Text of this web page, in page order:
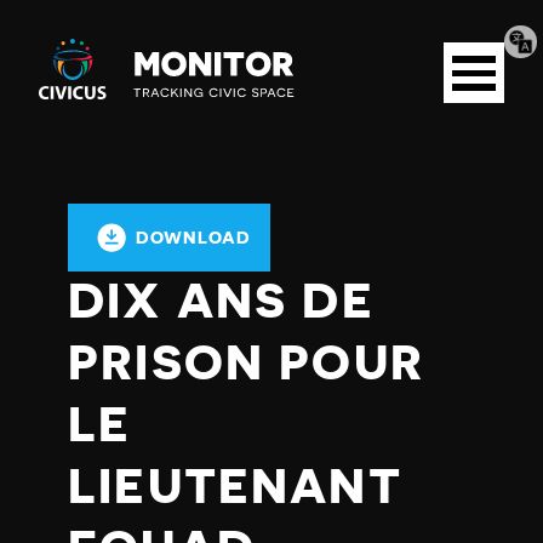
Civicus
Monitor
Open
menu
DOWNLOAD
DIX ANS DE
PRISON POUR
LE
LIEUTENANT